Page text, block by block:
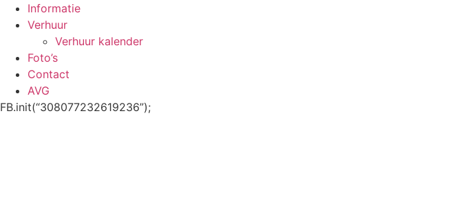
Informatie
Verhuur
Verhuur kalender
Foto’s
Contact
AVG
FB.init(“308077232619236”);